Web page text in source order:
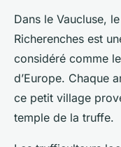
Dans le Vaucluse,
Richerenches est
considéré comme
d’Europe. Chaque
ce petit village
temple de la truffe.